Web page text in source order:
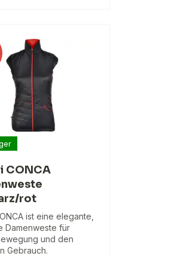
CONCA
rot
ist eine elegante,
Damenweste für
und den
Gebrauch.